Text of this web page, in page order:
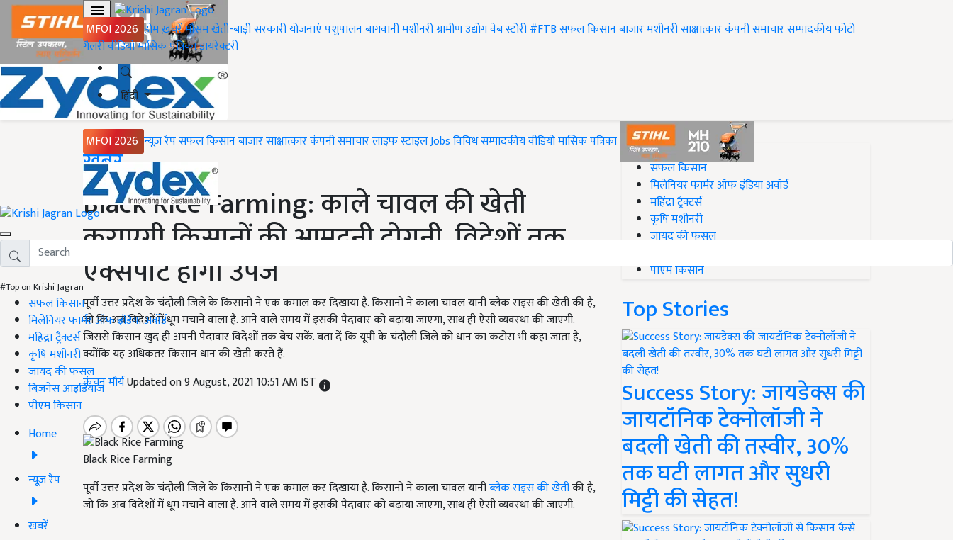
MFOI 2026 होमख़बरेंमौसमखेती-बाड़ीसरकारी योजनाएंपशुपालनबागवानीमशीनरीग्रामीण उद्योगवेब स्टोरी#FTBसफल किसानबाजारमशीनरीसाक्षात्कारकंपनी समाचारसम्पादकीयफोटो
गैलरीवीडियोमासिक पत्रिकाडायरेक्टरी
हिंदी
MFOI 2026 न्यूज़ रैपसफल किसानबाजारसाक्षात्कारकंपनी समाचारलाइफ स्टाइलJobsविविधसम्पादकीयवीडियोमासिक पत्रिका
#Top on Krishi Jagran
सफल किसान
मिलेनियर फार्मर ऑफ इंडिया अवॉर्ड
महिंद्रा ट्रैक्टर्स
कृषि मशीनरी
जायद की फसल
बिज़नेस आइडियाज
पीएम किसान
Home
न्यूज़ रैप
खबरें
Home
ख़बरें
Black Rice Farming: काले चावल की खेती
कराएगी किसानों की आमदनी दोगुनी, विदेशों तक
एक्सपोर्ट होगी उपज
पूर्वी उत्तर प्रदेश के चंदौली जिले के किसानों ने एक कमाल कर दिखाया है. किसानों ने काला चावल यानी ब्लैक राइस की खेती की है,
जो कि अब विदेशों में धूम मचाने वाला है. आने वाले समय में इसकी पैदावार को बढ़ाया जाएगा, साथ ही ऐसी व्यवस्था की जाएगी.
जिससे किसान खुद ही अपनी पैदावार विदेशों तक बेच सकें. बता दें कि यूपी के चंदौली जिले को धान का कटोरा भी कहा जाता है,
क्योंकि यह अधिकतर किसान धान की खेती करते हैं.
कंचन मौर्यUpdated on 9 August, 2021 10:51 AM IST
Black Rice Farming
पूर्वी उत्तर प्रदेश के चंदौली जिले के किसानों ने एक कमाल कर दिखाया है. किसानों ने काला चावल यानीब्लैक राइस की खेतीकी है,
जो कि अब विदेशों में धूम मचाने वाला है. आने वाले समय में इसकी पैदावार को बढ़ाया जाएगा, साथ ही ऐसी व्यवस्था की जाएगी.
#Top on Krishi Jagran
सफल किसान
मिलेनियर फार्मर ऑफ इंडिया अवॉर्ड
महिंद्रा ट्रैक्टर्स
कृषि मशीनरी
जायद की फसल
पीएम किसान
Top Stories
Success Story: जायडेक्स की
जायटॉनिक टेक्नोलॉजी ने
बदली खेती की तस्वीर, 30%
तक घटी लागत और सुधरी
मिट्टी की सेहत!